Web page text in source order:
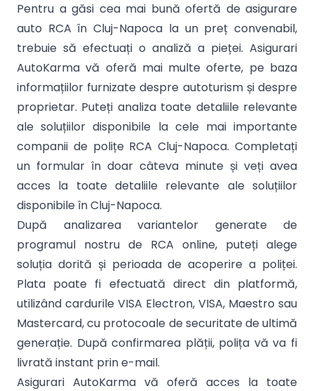
Pentru a găsi cea mai bună ofertă de asigurare
auto RCA în Cluj-Napoca la un preț convenabil,
trebuie să efectuați o analiză a pieței. Asigurari
AutoKarma vă oferă mai multe oferte, pe baza
informațiilor furnizate despre autoturism și despre
proprietar. Puteți analiza toate detaliile relevante
ale soluțiilor disponibile la cele mai importante
companii de polițe RCA Cluj-Napoca. Completați
un formular în doar câteva minute și veți avea
acces la toate detaliile relevante ale soluțiilor
disponibile în Cluj-Napoca.
După analizarea variantelor generate de
programul nostru de RCA online, puteți alege
soluția dorită și perioada de acoperire a poliței.
Plata poate fi efectuată direct din platformă,
utilizând cardurile VISA Electron, VISA, Maestro sau
Mastercard, cu protocoale de securitate de ultimă
generație. După confirmarea plății, polița vă va fi
livrată instant prin e-mail.
Asigurari AutoKarma vă oferă acces la toate